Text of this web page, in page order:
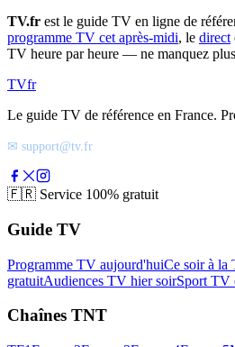
TV.fr est le guide TV en ligne de
programme TV cet après-midi, le direct
TV heure par heure — ne manquez
TVfr
Le guide TV de référence en France.
✉ support@tv.fr
🇫🇷 Service 100% gratuit
Guide TV
Programme TV aujourd'huiCe soir à la
gratuitAudiences TV hier soirSport TV
Chaînes TNT